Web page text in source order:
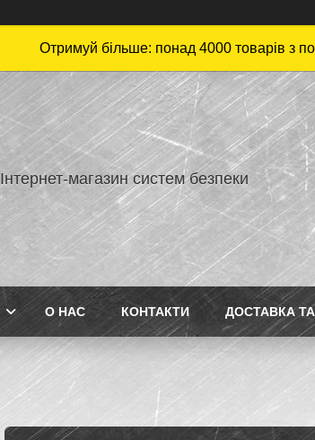
Отримуй більше: понад 4000 товарів з
Інтернет-магазин систем безпеки
О НАС КОНТАКТИ ДОСТАВКА